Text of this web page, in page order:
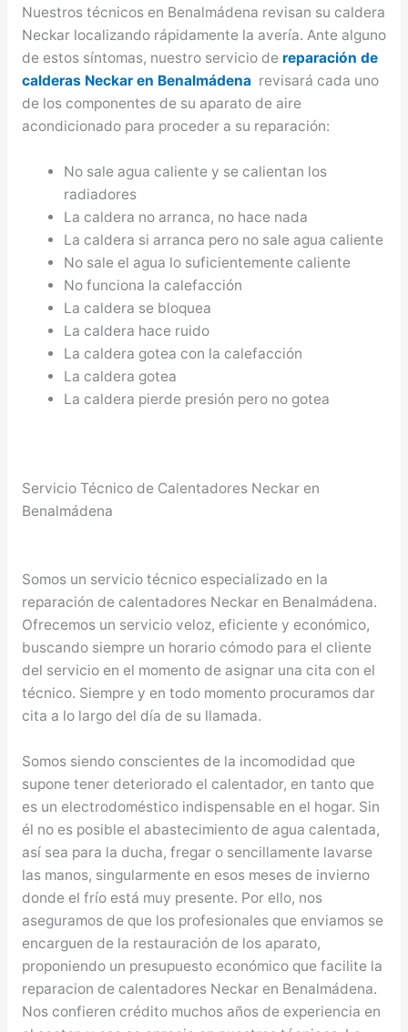
Nuestros técnicos en Benalmádena revisan su caldera
Neckar localizando rápidamente la avería. Ante alguno
de estos síntomas, nuestro servicio de reparación de
calderas Neckar en Benalmádena revisará cada uno
de los componentes de su aparato de aire
acondicionado para proceder a su reparación:
No sale agua caliente y se calientan los
radiadores
La caldera no arranca, no hace nada
La caldera si arranca pero no sale agua caliente
No sale el agua lo suficientemente caliente
No funciona la calefacción
La caldera se bloquea
La caldera hace ruido
La caldera gotea con la calefacción
La caldera gotea
La caldera pierde presión pero no gotea
Servicio Técnico de Calentadores Neckar en
Benalmádena
Somos un servicio técnico especializado en la
reparación de calentadores Neckar en Benalmádena.
Ofrecemos un servicio veloz, eficiente y económico,
buscando siempre un horario cómodo para el cliente
del servicio en el momento de asignar una cita con el
técnico. Siempre y en todo momento procuramos dar
cita a lo largo del día de su llamada.
Somos siendo conscientes de la incomodidad que
supone tener deteriorado el calentador, en tanto que
es un electrodoméstico indispensable en el hogar. Sin
él no es posible el abastecimiento de agua calentada,
así sea para la ducha, fregar o sencillamente lavarse
las manos, singularmente en esos meses de invierno
donde el frío está muy presente. Por ello, nos
aseguramos de que los profesionales que enviamos se
encarguen de la restauración de los aparato,
proponiendo un presupuesto económico que facilite la
reparacion de calentadores Neckar en Benalmádena.
Nos confieren crédito muchos años de experiencia en